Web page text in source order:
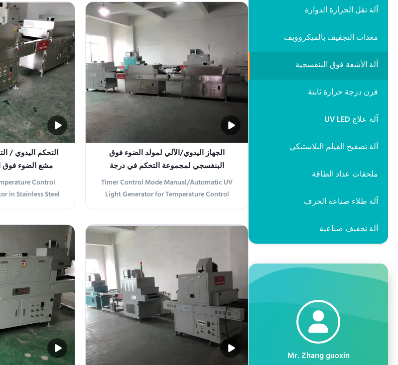
آلة نقل الحرارة الدوارة
معدات التجفيف بالميكروويف
آلة الأشعة فوق البنفسجية
فرن درجة حرارة ثابتة
آلة علاج UV LED
آلة تصفيح الفيلم البلاستيكي
ملحقات عداد الطاقة
آلة طلاء صناعة الخزف
آلة تجفيف صناعية
Mr. Zhang guoxin
growing demand for efficient and precise UV
radiation in various industries. This advanced
system emits UV radiation at 365nm
wavelength, ...
for efficient and
applications. With
wavelength, it
power ...
الجهاز اليدوي/الآلي لمولد الضوء فوق
البنفسجي لمجموعة التحكم في درجة
الحرارة 0-99C
Timer Control Mode Manual/Automatic UV
Light Generator for Temperature Control
Range 0-99°C Product Overview The UV
product designed to meet the growing
demand for UV irradiation in various
industries. With advanced technology and
precise control, this ...
التحكم اليدوي /
مشع الضوء فوق
Control
in Stainless Steel
UV Irradiation
treatment
control over
making it